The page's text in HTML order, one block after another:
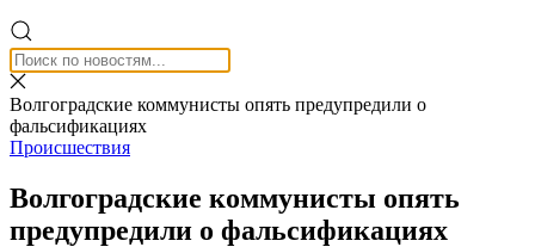
Волгоградские коммунисты опять предупредили о
фальсификациях
Происшествия
Волгоградские коммунисты опять
предупредили о фальсификациях